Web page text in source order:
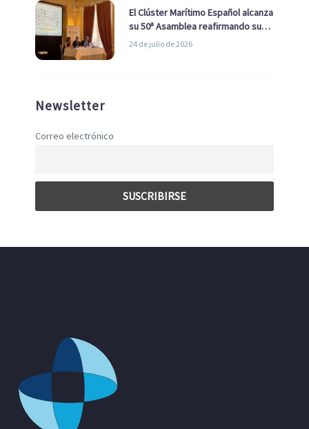
El Clúster Marítimo Español alcanza
su 50ª Asamblea reafirmando su
liderazgo en la Economía Azul
24 de julio de 2026
Newsletter
Correo electrónico